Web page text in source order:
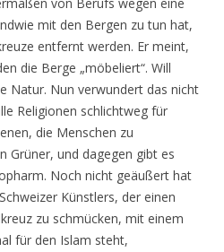
mit den Bergen zu tun hat,
entfernt werden. Er meint,
die Berge „möbeliert“. Will
Natur. Nun verwundert das nicht
Religionen schlichtweg für
die Menschen zu
Grüner, und dagegen gibt es
Noch nicht geäußert hat
Künstlers, der einen
zu schmücken, mit einem
für den Islam steht,